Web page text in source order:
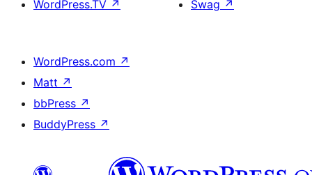
WordPress.TV ↗ Swag ↗
WordPress.com ↗
Matt ↗
bbPress ↗
BuddyPress ↗